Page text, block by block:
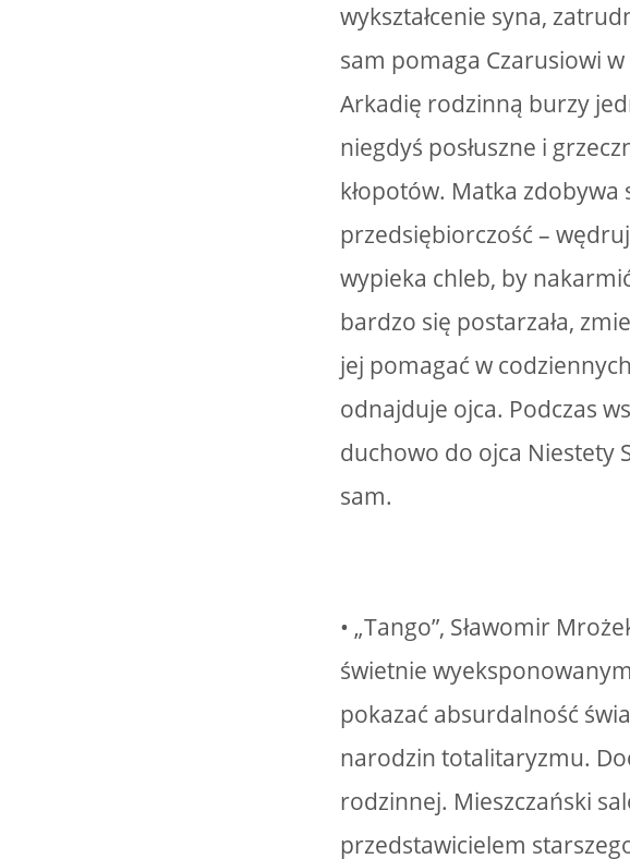
wykształcenie syna,
sam pomaga Czarusiowi
Arkadię rodzinną burzy
niegdyś posłuszne i
kłopotów. Matka
przedsiębiorczość –
wypieka chleb, by
bardzo się postarzała,
jej pomagać w
odnajduje ojca. Podczas
duchowo do ojca Niestety
sam.
• „Tango”, Sławomir
świetnie
pokazać absurdalność
narodzin totalitaryzmu.
rodzinnej. Mieszczański
przedstawicielem